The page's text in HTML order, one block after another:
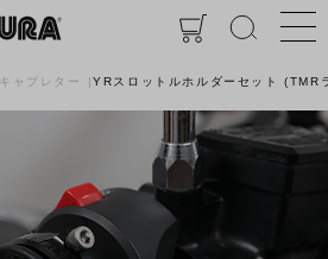
キャブレター YRスロットルホルダーセット